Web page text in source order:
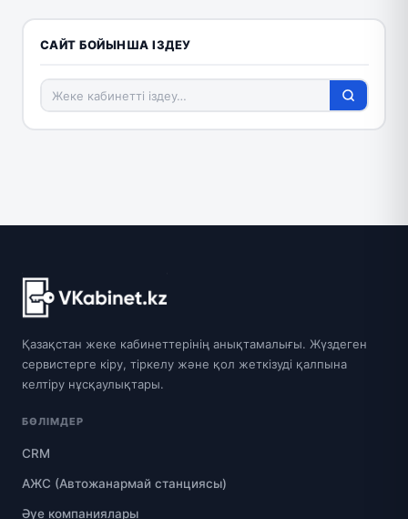
САЙТ БОЙЫНША ІЗДЕУ
Қазақстан жеке кабинеттерінің анықтамалығы. Жүздеген
сервистерге кіру, тіркелу және қол жеткізуді қалпына
келтіру нұсқаулықтары.
БӨЛІМДЕР
CRM
АЖС (Автожанармай станциясы)
Әуе компаниялары